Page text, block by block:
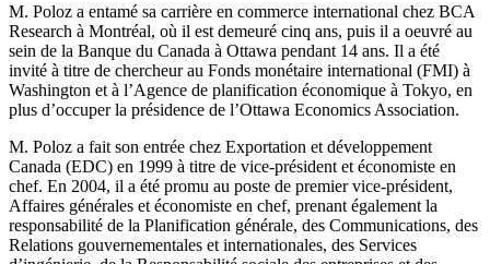
M. Poloz a entamé sa carrière en commerce international chez BCA
Research à Montréal, où il est demeuré cinq ans, puis il a oeuvré au
sein de la Banque du Canada à Ottawa pendant 14 ans. Il a été
invité à titre de chercheur au Fonds monétaire international (FMI) à
Washington et à l’Agence de planification économique à Tokyo, en
plus d’occuper la présidence de l’Ottawa Economics Association.
M. Poloz a fait son entrée chez Exportation et développement
Canada (EDC) en 1999 à titre de vice-président et économiste en
chef. En 2004, il a été promu au poste de premier vice-président,
Affaires générales et économiste en chef, prenant également la
responsabilité de la Planification générale, des Communications, des
Relations gouvernementales et internationales, des Services